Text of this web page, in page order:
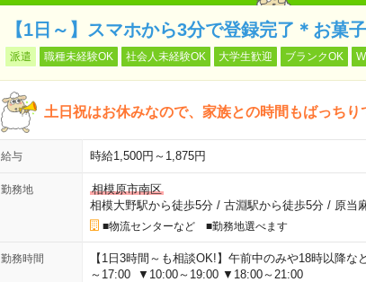
【1日～】スマホから3分で登録完了＊お菓
派遣 職種未経験OK 社会人未経験OK 大学生歓迎 ブランクOK
土日祝はお休みなので、家族との時間もばっちり
給与 時給1,500円～1,875円
勤務地
相模原市南区
相模大野駅から徒歩5分/ 古淵駅から徒歩5分/ 原当
■物流センターなど ■勤務地選べます
勤務時間
【1日3時間～も相談OK!】午前中のみや18時以降
～17:00 ▼10:00～19:00 ▼18:00～21:00